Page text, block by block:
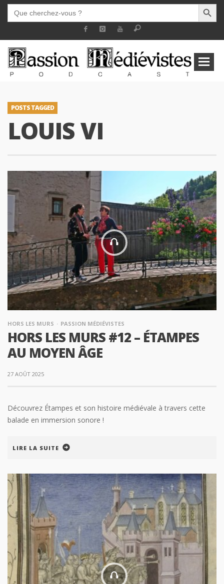
SEARCH
FOR:
SEARCH
POSTS TAGGED
LOUIS VI
HORS LES MURS PASSION MÉDIÉVISTES
HORS LES MURS #12 – ÉTAMPES
AU MOYEN ÂGE
27 AOÛT 2025
Découvrez Étampes et son histoire médiévale à travers cette
balade en immersion sonore !
LIRE LA SUITE